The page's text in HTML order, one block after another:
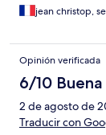
jean christop,
Opinión verificada
6/10 Buena
2 de agosto de
Traducir con